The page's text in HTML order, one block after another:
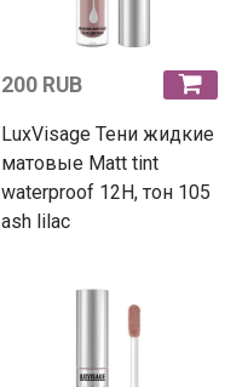
200 RUB
LuxVisage Тени жидкие
матовые Matt tint
waterproof 12H, тон 105
ash lilac